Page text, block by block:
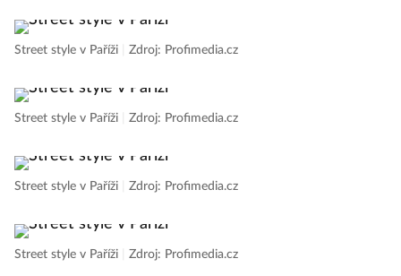
Street style v Paříži Zdroj: Profimedia.cz
Street style v Paříži Zdroj: Profimedia.cz
Street style v Paříži Zdroj: Profimedia.cz
Street style v Paříži Zdroj: Profimedia.cz